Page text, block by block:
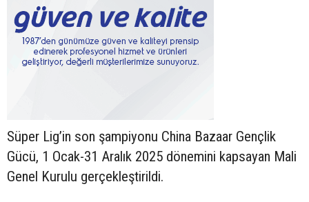
Süper Lig’in son şampiyonu China Bazaar Gençlik
Gücü, 1 Ocak-31 Aralık 2025 dönemini kapsayan Mali
Genel Kurulu gerçekleştirildi.